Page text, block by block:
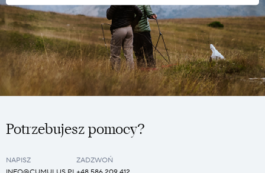
Potrzebujesz pomocy?
NAPISZ
ZADZWOŃ